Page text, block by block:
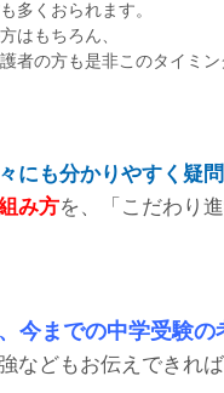
多くおられます。
はもちろん、
者の方も是非このタイミ
にも分かりやすく疑
み方を、「こだわり
今までの中学受験の
などもお伝えできれば